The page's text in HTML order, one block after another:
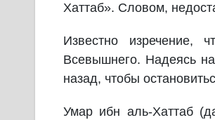
Хаттаб». Словом,
Известно изречение,
Всевышнего. Надеясь
назад, чтобы
Умар ибн аль-Хаттаб